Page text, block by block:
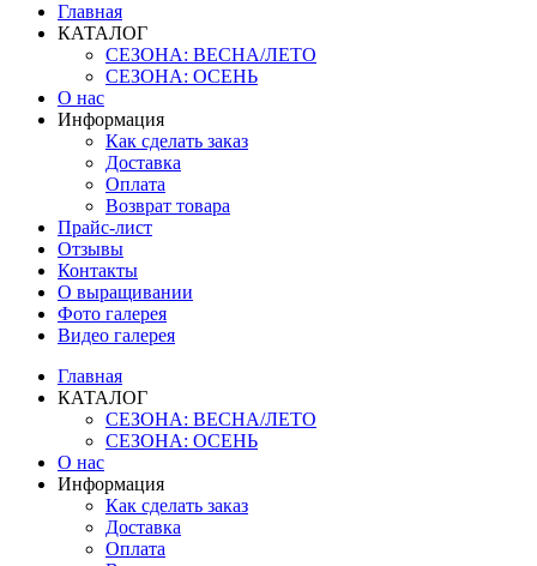
Главная
КАТАЛОГ
СЕЗОНА: ВЕСНА/ЛЕТО
СЕЗОНА: ОСЕНЬ
О нас
Информация
Как сделать заказ
Доставка
Оплата
Возврат товара
Прайс-лист
Отзывы
Контакты
О выращивании
Фото галерея
Видео галерея
Главная
КАТАЛОГ
СЕЗОНА: ВЕСНА/ЛЕТО
СЕЗОНА: ОСЕНЬ
О нас
Информация
Как сделать заказ
Доставка
Оплата